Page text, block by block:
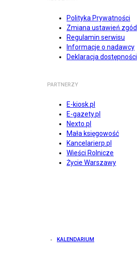
Polityka Prywatności
Zmiana ustawień zgód
Regulamin serwisu
Informacje o nadawcy
Deklaracja dostępności
PARTNERZY
E-kiosk.pl
E-gazety.pl
Nexto.pl
Mała księgowość
Kancelarierp.pl
Wieści Rolnicze
Życie Warszawy
KALENDARIUM